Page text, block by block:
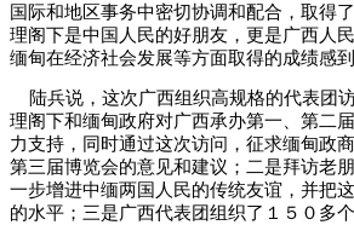
国际和地区事务中密切协调和配合，取得
理阁下是中国人民的好朋友，更是广西人
缅甸在经济社会发展等方面取得的成绩感到
陆兵说，这次广西组织高规格的代表团
理阁下和缅甸政府对广西承办第一、第二
力支持，同时通过这次访问，征求缅甸政
第三届博览会的意见和建议；二是拜访老
一步增进中缅两国人民的传统友谊，并把
的水平；三是广西代表团组织了１５０多